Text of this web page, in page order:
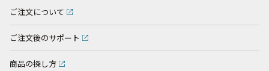
ご注文について
ご注文後のサポート
商品の探し方